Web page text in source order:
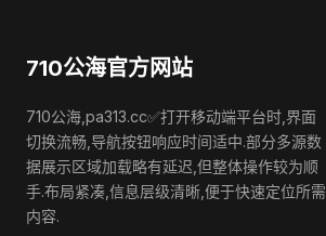
710公海官方网站
710公海,pa313.cc✅打开移动端平台时,界面
切换流畅,导航按钮响应时间适中.部分多源数
据展示区域加载略有延迟,但整体操作较为顺
手.布局紧凑,信息层级清晰,便于快速定位所需
内容.